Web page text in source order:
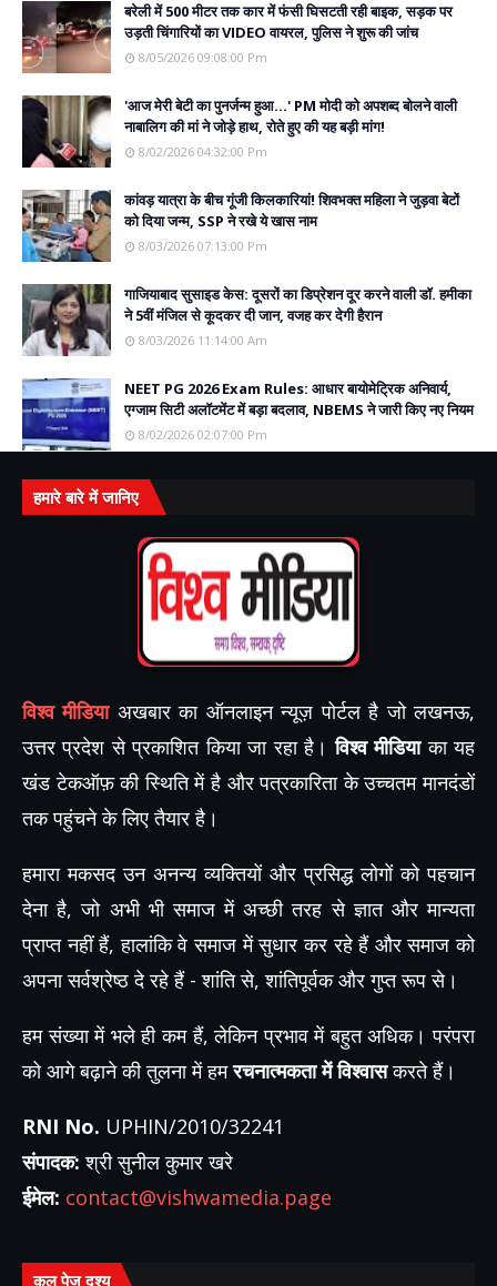
बरेली में 500 मीटर तक कार में फंसी घिसटती रही बाइक, सड़क पर
उड़ती चिंगारियों का VIDEO वायरल, पुलिस ने शुरू की जांच
8/05/2026 09:08:00 Pm
'आज मेरी बेटी का पुनर्जन्म हुआ...' PM मोदी को अपशब्द बोलने वाली
नाबालिग की मां ने जोड़े हाथ, रोते हुए की यह बड़ी मांग!
8/02/2026 04:32:00 Pm
कांवड़ यात्रा के बीच गूंजी किलकारियां! शिवभक्त महिला ने जुड़वा बेटों
को दिया जन्म, SSP ने रखे ये खास नाम
8/03/2026 07:13:00 Pm
गाजियाबाद सुसाइड केस: दूसरों का डिप्रेशन दूर करने वाली डॉ. हमीका
ने 5वीं मंजिल से कूदकर दी जान, वजह कर देगी हैरान
8/03/2026 11:14:00 Am
NEET PG 2026 Exam Rules: आधार बायोमेट्रिक अनिवार्य,
एग्जाम सिटी अलॉटमेंट में बड़ा बदलाव, NBEMS ने जारी किए नए नियम
8/02/2026 02:07:00 Pm
हमारे बारे में जानिए
विश्व मीडियाअखबार का ऑनलाइन न्यूज़ पोर्टल है जो लखनऊ,
उत्तर प्रदेश से प्रकाशित किया जा रहा है।विश्व मीडियाका यह
खंड टेकऑफ़ की स्थिति में है और पत्रकारिता के उच्चतम मानदंडों
तक पहुंचने के लिए तैयार है।
हमारा मकसद उन अनन्य व्यक्तियों और प्रसिद्ध लोगों को पहचान
देना है, जो अभी भी समाज में अच्छी तरह से ज्ञात और मान्यता
प्राप्त नहीं हैं, हालांकि वे समाज में सुधार कर रहे हैं और समाज को
अपना सर्वश्रेष्ठ दे रहे हैं - शांति से, शांतिपूर्वक और गुप्त रूप से।
हम संख्या में भले ही कम हैं, लेकिन प्रभाव में बहुत अधिक। परंपरा
को आगे बढ़ाने की तुलना में हमरचनात्मकता में विश्वासकरते हैं।
RNI No. UPHIN/2010/32241
संपादक: श्री सुनील कुमार खरे
ईमेल: contact@vishwamedia.page
कुल पेज दृश्य